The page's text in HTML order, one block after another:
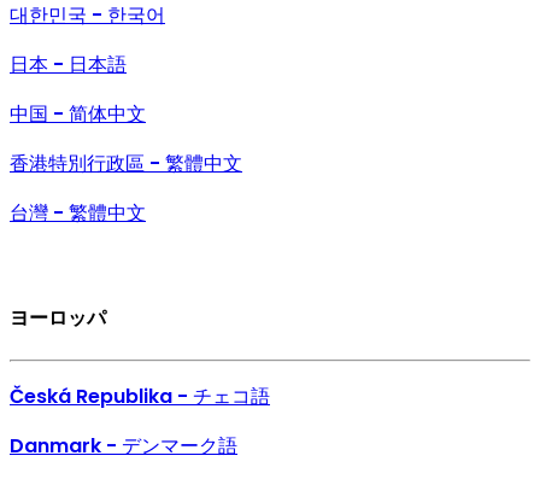
대한민국 - 한국어
日本 - 日本語
中国 - 简体中文
香港特別行政區 - 繁體中文
台灣 - 繁體中文
ヨーロッパ
Česká Republika - チェコ語
Danmark - デンマーク語